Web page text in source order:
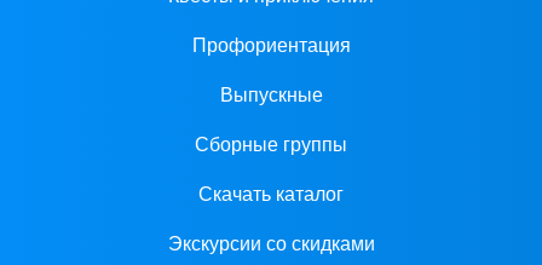
Профориентация
Выпускные
Сборные группы
Скачать каталог
Экскурсии со скидками